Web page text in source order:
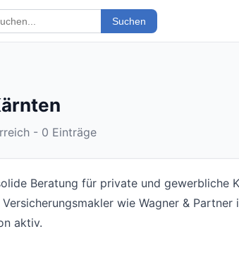
Suchen
- 0 Einträge
Beratung für private und gewerbliche
wie Wagner &
aktiv.